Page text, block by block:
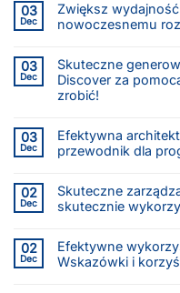
03
Dec
Zwiększ
nowoczesnemu
03
Dec
Skuteczne
Discover za
zrobić!
03
Dec
Efektywna
przewodnik dla
02
Dec
Skuteczne
skutecznie
02
Dec
Efektywne
Wskazówki i